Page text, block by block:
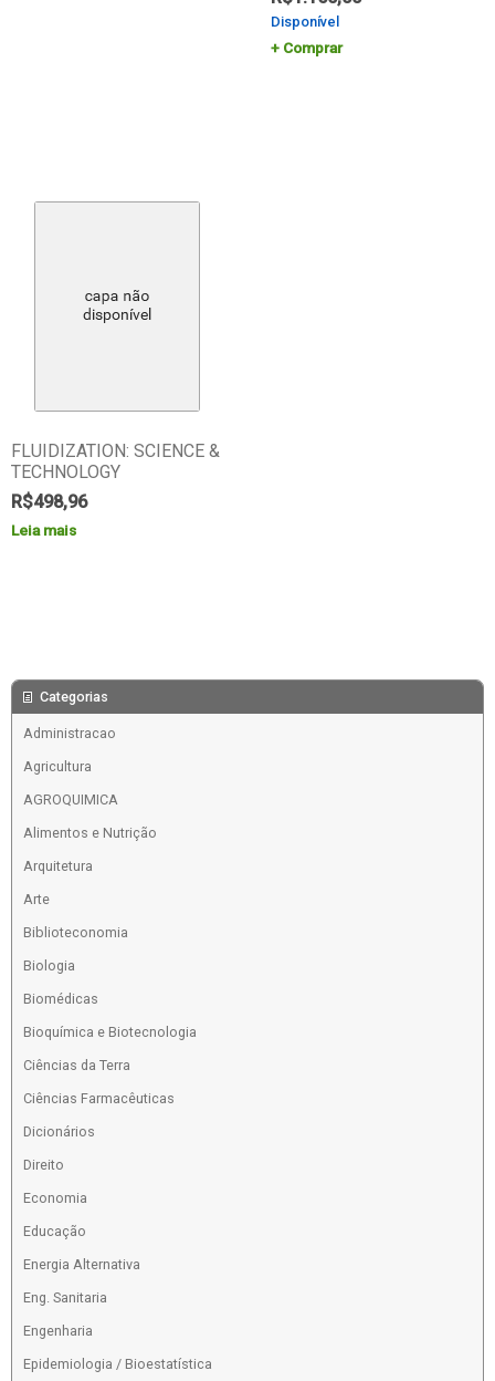
Disponível
Comprar
FLUIDIZATION: SCIENCE &
TECHNOLOGY
R$498,96
Leia mais
Categorias
Administracao
Agricultura
AGROQUIMICA
Alimentos e Nutrição
Arquitetura
Arte
Biblioteconomia
Biologia
Biomédicas
Bioquímica e Biotecnologia
Ciências da Terra
Ciências Farmacêuticas
Dicionários
Direito
Economia
Educação
Energia Alternativa
Eng. Sanitaria
Engenharia
Epidemiologia / Bioestatística